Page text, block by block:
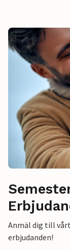
Anmäl dig till
erbjudanden!